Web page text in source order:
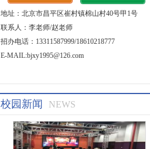
地址：北京市昌平区崔村镇棉山村40号甲1号
联系人：李老师/赵老师
招办电话：13311587999/18610218777
E-MAIL:bjxy1995@126.com
校园新闻 NEWS